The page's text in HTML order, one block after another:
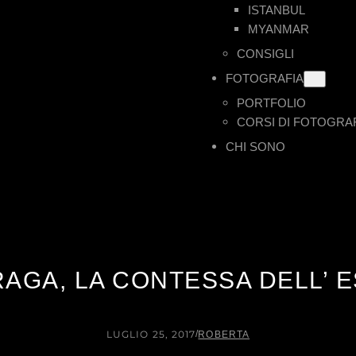
ISTANBUL
MYANMAR
CONSIGLI
FOTOGRAFIA
PORTFOLIO
CORSI DI
CHI SONO
LA CONTESSA DELL’
LUGLIO 25, 2017/ROBERTA